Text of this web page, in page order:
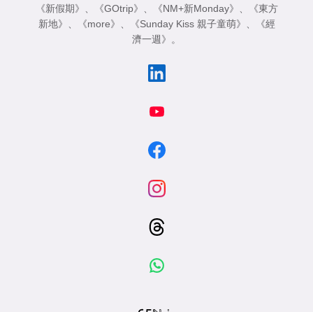
《新假期》 、 《GOtrip》 、 《NM+新Monday》 、
《東方
新地》 、 《more》 、 《Sunday Kiss 親子童萌》 、
《經
濟一週》 。